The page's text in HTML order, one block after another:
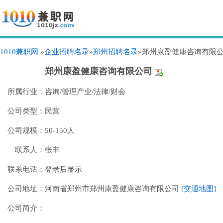
1010兼职网 »企业招聘名录»郑州招聘名录»郑州康盈健康咨询有限
郑州康盈健康咨询有限公司
所属行业： 咨询/管理产业/法律/财会
公司类型： 民营
公司规模： 50-150人
联系人： 张丰
联系电话： 登录后显示
公司地址： 河南省郑州市郑州康盈健康咨询有限公司 [交通地图]
公司简介：